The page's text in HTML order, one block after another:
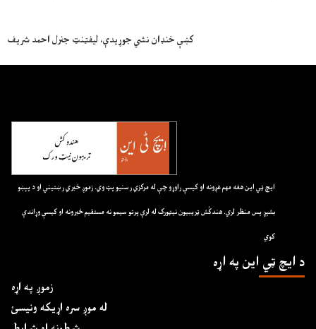
کښې خنډان نشي جوړيدې، ليفټنټ جنرل احمد شريف
ايچ ټي اين هغه مهم غږونه او کيسې راوړو چې له مرکزي رسنيو پټ وي. زموږ خبري رښتيني او د پېښو
بشپړ پس منظر لري. هندکُش ټريبيون نيټورک له لرې پرتو سيمو نه مستقيم خبرونه او کيسې وړاندې
کوي
د ايچ ټي اين په اړه
زموږ په اړه
له موږ سره اړیکه ونیسئ